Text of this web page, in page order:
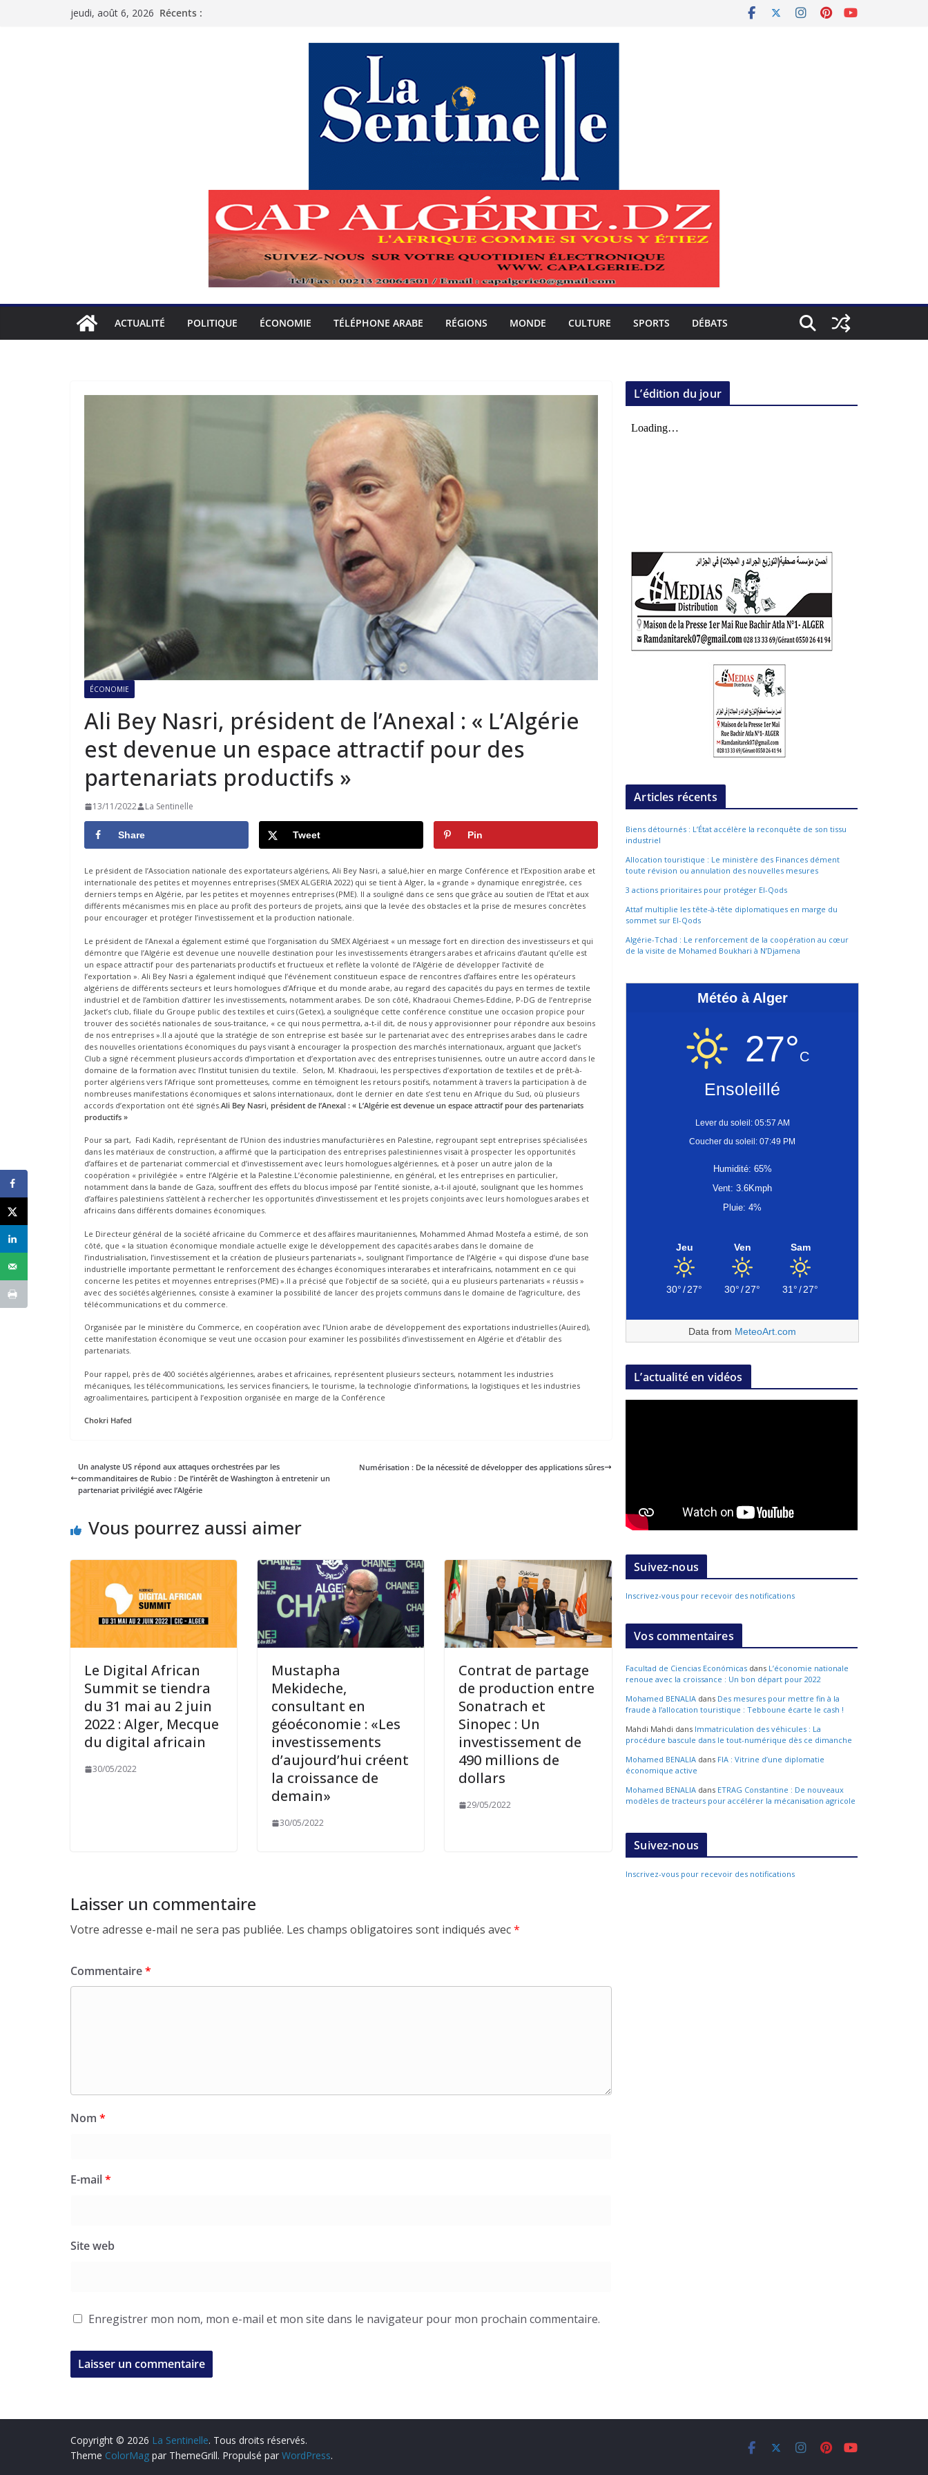
jeudi, août 6, 2026 Récents :
ACTUALITÉ POLITIQUE ÉCONOMIE TÉLÉPHONE ARABE RÉGIONS MONDE CULTURE SPORTS DÉBATS
ÉCONOMIE
Ali Bey Nasri, président de l’Anexal : « L’Algérie
est devenue un espace attractif pour des
partenariats productifs »
13/11/2022 La Sentinelle
Share Tweet Pin
Le président de l’Association nationale des exportateurs algériens, Ali Bey Nasri, a salué,hier en marge Conférence et l’Exposition arabe et
internationale des petites et moyennes entreprises (SMEX ALGERIA 2022) qui se tient à Alger, la « grande » dynamique enregistrée, ces
derniers temps en Algérie, par les petites et moyennes entreprises (PME). Il a souligné dans ce sens que grâce au soutien de l’Etat et aux
différents mécanismes mis en place au profit des porteurs de projets, ainsi que la levée des obstacles et la prise de mesures concrètes
pour encourager et protéger l’investissement et la production nationale.
Le président de l’Anexal a également estimé que l’organisation du SMEX Algériaest « un message fort en direction des investisseurs et qui
démontre que l’Algérie est devenue une nouvelle destination pour les investissements étrangers arabes et africains d’autant qu’elle est
un espace attractif pour des partenariats productifs et fructueux et reflète la volonté de l’Algérie de développer l’activité de
l’exportation ». Ali Bey Nasri a également indiqué que l’événement constitueun espace de rencontres d’affaires entre les opérateurs
algériens de différents secteurs et leurs homologues d’Afrique et du monde arabe, au regard des capacités du pays en termes de textile
industriel et de l’ambition d’attirer les investissements, notamment arabes. De son côté, Khadraoui Chemes-Eddine, P-DG de l’entreprise
Jacket’s club, filiale du Groupe public des textiles et cuirs (Getex), a soulignéque cette conférence constitue une occasion propice pour
trouver des sociétés nationales de sous-traitance, « ce qui nous permettra, a-t-il dit, de nous y approvisionner pour répondre aux besoins
de nos entreprises ».Il a ajouté que la stratégie de son entreprise est basée sur le partenariat avec des entreprises arabes dans le cadre
des nouvelles orientations économiques du pays visant à encourager la prospection des marchés internationaux, arguant que Jacket’s
Club a signé récemment plusieurs accords d’importation et d’exportation avec des entreprises tunisiennes, outre un autre accord dans le
domaine de la formation avec l’Institut tunisien du textile. Selon, M. Khadraoui, les perspectives d’exportation de textiles et de prêt-à-
porter algériens vers l’Afrique sont prometteuses, comme en témoignent les retours positifs, notamment à travers la participation à de
nombreuses manifestations économiques et salons internationaux, dont le dernier en date s’est tenu en Afrique du Sud, où plusieurs
accords d’exportation ont été signés. Ali Bey Nasri, président de l’Anexal : « L’Algérie est devenue un espace attractif pour des partenariats
productifs »
Pour sa part, Fadi Kadih, représentant de l’Union des industries manufacturières en Palestine, regroupant sept entreprises spécialisées
dans les matériaux de construction, a affirmé que la participation des entreprises palestiniennes visait à prospecter les opportunités
d’affaires et de partenariat commercial et d’investissement avec leurs homologues algériennes, et à poser un autre jalon de la
coopération « privilégiée » entre l’Algérie et la Palestine.L’économie palestinienne, en général, et les entreprises en particulier,
notamment dans la bande de Gaza, souffrent des effets du blocus imposé par l’entité sioniste, a-t-il ajouté, soulignant que les hommes
d’affaires palestiniens s’attèlent à rechercher les opportunités d’investissement et les projets conjoints avec leurs homologues arabes et
africains dans différents domaines économiques.
Le Directeur général de la société africaine du Commerce et des affaires mauritaniennes, Mohammed Ahmad Mostefa a estimé, de son
côté, que « la situation économique mondiale actuelle exige le développement des capacités arabes dans le domaine de
l’industrialisation, l’investissement et la création de plusieurs partenariats », soulignant l’importance de l’Algérie « qui dispose d’une base
industrielle importante permettant le renforcement des échanges économiques interarabes et interafricains, notamment en ce qui
concerne les petites et moyennes entreprises (PME) ».Il a précisé que l’objectif de sa société, qui a eu plusieurs partenariats « réussis »
avec des sociétés algériennes, consiste à examiner la possibilité de lancer des projets communs dans le domaine de l’agriculture, des
télécommunications et du commerce.
Organisée par le ministère du Commerce, en coopération avec l’Union arabe de développement des exportations industrielles (Auired),
cette manifestation économique se veut une occasion pour examiner les possibilités d’investissement en Algérie et d’établir des
partenariats.
Pour rappel, près de 400 sociétés algériennes, arabes et africaines, représentent plusieurs secteurs, notamment les industries
mécaniques, les télécommunications, les services financiers, le tourisme, la technologie d’informations, la logistiques et les industries
agroalimentaires, participent à l’exposition organisée en marge de la Conférence
Chokri Hafed
Un analyste US répond aux attaques orchestrées par les
commanditaires de Rubio : De l’intérêt de Washington à entretenir un
partenariat privilégié avec l’Algérie
Numérisation : De la nécessité de développer des applications sûres
Vous pourrez aussi aimer
Le Digital African
Summit se tiendra
du 31 mai au 2 juin
2022 : Alger, Mecque
du digital africain
30/05/2022
Mustapha
Mekideche,
consultant en
géoéconomie : «Les
investissements
d’aujourd’hui créent
la croissance de
demain»
30/05/2022
Contrat de partage
de production entre
Sonatrach et
Sinopec : Un
investissement de
490 millions de
dollars
29/05/2022
Laisser un commentaire
Votre adresse e-mail ne sera pas publiée. Les champs obligatoires sont indiqués avec*
Commentaire*
Nom *
E-mail*
Site web
Enregistrer mon nom, mon e-mail et mon site dans le navigateur pour mon prochain commentaire.
L’édition du jour
Articles récents
Biens détournés : L’État accélère la reconquête de son tissu
industriel
Allocation touristique : Le ministère des Finances dément
toute révision ou annulation des nouvelles mesures
3 actions prioritaires pour protéger El-Qods
Attaf multiplie les tête-à-tête diplomatiques en marge du
sommet sur El-Qods
Algérie-Tchad : Le renforcement de la coopération au cœur
de la visite de Mohamed Boukhari à N’Djamena
Météo à Alger
27°C
Ensoleillé
Lever du soleil: 05:57 AM
Coucher du soleil: 07:49 PM
Humidité: 65%
Vent: 3.6Kmph
Pluie: 4%
Jeu
30°/27°
Ven
30°/27°
Sam
31°/27°
Data from MeteoArt.com
L’actualité en vidéos
Suivez-nous
Inscrivez-vous pour recevoir des notifications
Vos commentaires
Facultad de Ciencias Económicas dans L’économie nationale
renoue avec la croissance : Un bon départ pour 2022
Mohamed BENALIA dans Des mesures pour mettre fin à la
fraude à l’allocation touristique : Tebboune écarte le cash !
Mahdi Mahdi dans Immatriculation des véhicules : La
procédure bascule dans le tout-numérique dès ce dimanche
Mohamed BENALIA dans FIA : Vitrine d’une diplomatie
économique active
Mohamed BENALIA dans ETRAG Constantine : De nouveaux
modèles de tracteurs pour accélérer la mécanisation agricole
Suivez-nous
Inscrivez-vous pour recevoir des notifications
Copyright © 2026 La Sentinelle. Tous droits réservés.
Theme ColorMag par ThemeGrill. Propulsé par WordPress.